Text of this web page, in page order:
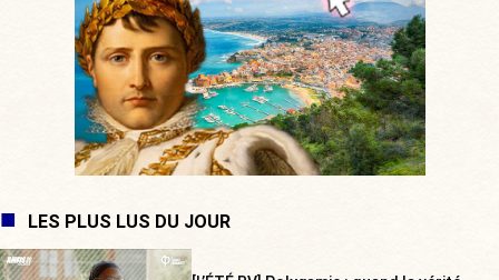
LES PLUS LUS DU JOUR